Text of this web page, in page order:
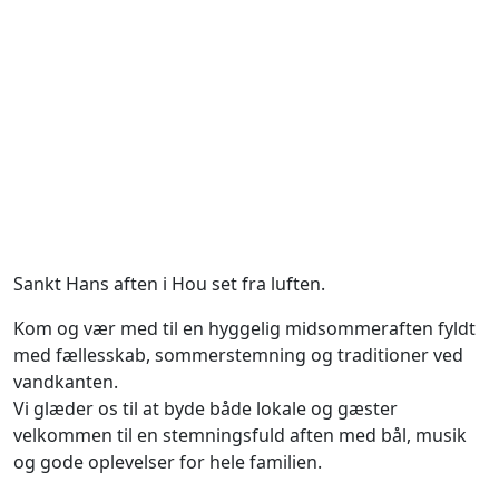
Sankt Hans aften i Hou set fra luften.
Kom og vær med til en hyggelig midsommeraften fyldt
med fællesskab, sommerstemning og traditioner ved
vandkanten.
Vi glæder os til at byde både lokale og gæster
velkommen til en stemningsfuld aften med bål, musik
og gode oplevelser for hele familien.